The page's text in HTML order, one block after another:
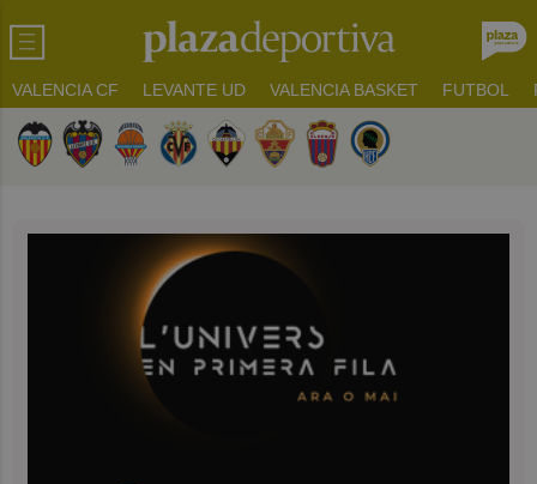
VALENCIA CF LEVANTE UD VALENCIA BASKET FUTBOL